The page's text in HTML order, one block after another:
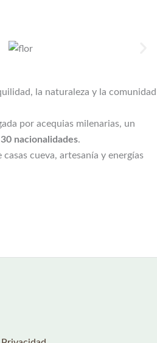
la naturaleza y la comunidad
por acequias milenarias, un
30 nacionalidades.
cueva, artesanía y energías